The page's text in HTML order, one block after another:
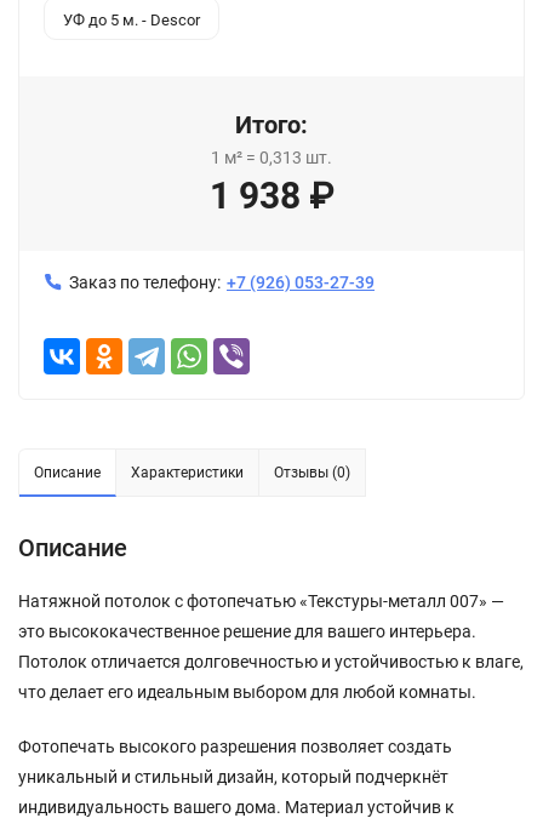
УФ до 5 м. - Descor
Итого:
1 м² = 0,313 шт.
1 938 ₽
Заказ по телефону: +7 (926) 053-27-39
Описание Характеристики Отзывы (0)
Описание
Натяжной потолок с фотопечатью «Текстуры-металл 007» —
это высококачественное решение для вашего интерьера.
Потолок отличается долговечностью и устойчивостью к влаге,
что делает его идеальным выбором для любой комнаты.
Фотопечать высокого разрешения позволяет создать
уникальный и стильный дизайн, который подчеркнёт
индивидуальность вашего дома. Материал устойчив к